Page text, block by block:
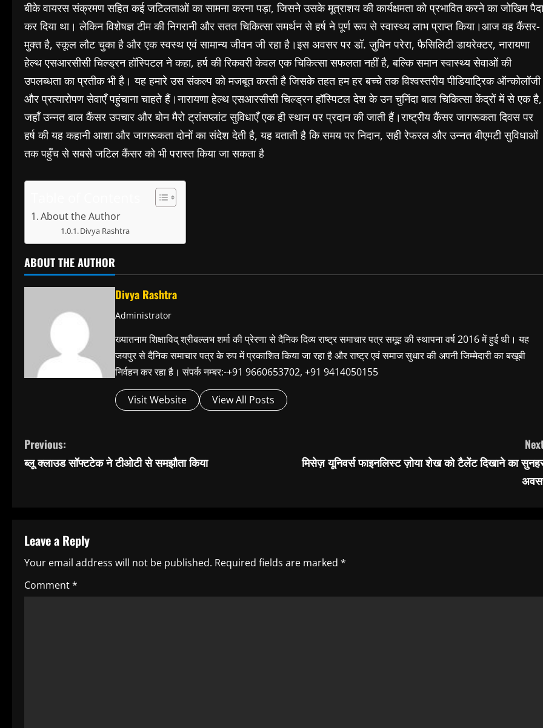
बीके वायरस संक्रमण सहित कई जटिलताओं का सामना करना पड़ा, जिसने उसके मूत्राशय की कार्यक्षमता को प्रभावित करने का जोखिम पैदा
कर दिया था। लेकिन विशेषज्ञ टीम की निगरानी और सतत चिकित्सा समर्थन से हर्ष ने पूर्ण रूप से स्वास्थ्य लाभ प्राप्त किया।आज वह कैंसर-
मुक्त है, स्कूल लौट चुका है और एक स्वस्थ एवं सामान्य जीवन जी रहा है।इस अवसर पर डॉ. ज़ुबिन परेरा, फैसिलिटी डायरेक्टर, नारायणा
हेल्थ एसआरसीसी चिल्ड्रन हॉस्पिटल ने कहा, हर्ष की रिकवरी केवल एक चिकित्सा सफलता नहीं है, बल्कि समान स्वास्थ्य सेवाओं की
उपलब्धता का प्रतीक भी है। यह हमारे उस संकल्प को मजबूत करती है जिसके तहत हम हर बच्चे तक विश्वस्तरीय पीडियाट्रिक ऑन्कोलॉजी
और प्रत्यारोपण सेवाएँ पहुंचाना चाहते हैं।नारायणा हेल्थ एसआरसीसी चिल्ड्रन हॉस्पिटल देश के उन चुनिंदा बाल चिकित्सा केंद्रों में से एक है,
जहाँ उन्नत बाल कैंसर उपचार और बोन मैरो ट्रांसप्लांट सुविधाएँ एक ही स्थान पर प्रदान की जाती हैं।राष्ट्रीय कैंसर जागरूकता दिवस पर
हर्ष की यह कहानी आशा और जागरूकता दोनों का संदेश देती है, यह बताती है कि समय पर निदान, सही रेफरल और उन्नत बीएमटी सुविधाओं
तक पहुँच से सबसे जटिल कैंसर को भी परास्त किया जा सकता है
About the Author
Divya Rashtra
ABOUT THE AUTHOR
Divya Rashtra
Administrator
ख्यातनाम शिक्षाविद् श्रीबल्लभ शर्मा की प्रेरणा से दैनिक दिव्य राष्ट्र समाचार पत्र समूह की स्थापना वर्ष 2016 में हुई थी। यह
जयपुर से दैनिक समाचार पत्र के रुप में प्रकाशित किया जा रहा है और राष्ट्र एवं समाज सुधार की अपनी जिम्मेदारी का बखूबी
निर्वहन कर रहा है। संपर्क नम्बर:-+91 9660653702, +91 9414050155
Visit Website View All Posts
C
o
i
n
u
Previous:
ब्लू क्लाउड सॉफ्टटेक ने टीओटी से समझौता किया
मिसेज़ यूनिवर्स फाइनलिस्ट ज़ोया शेख को टैलेंट दिखाने का
Leave a Reply
Your email address will not be published. Required fields are marked *
Comment*